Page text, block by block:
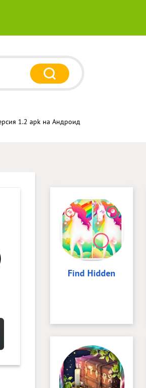
1.2 apk на Андроид
Find Hidden